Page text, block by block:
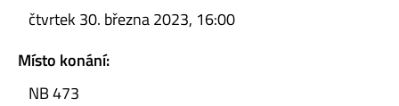
čtvrtek 30. března 2023, 16:00
Místo konání:
NB 473